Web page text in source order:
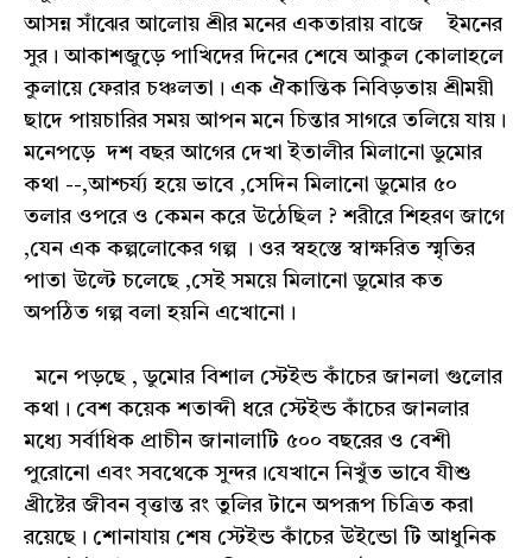
আসন্ন সাঁঝের আলোয় শ্রীর মনের একতারায় বাজে ইমনের
সুর। আকাশজুড়ে পাখিদের দিনের শেষে আকুল কোলাহলে
কুলায়ে ফেরার চঞ্চলতা। এক ঐকান্তিক নিবিড়তায় শ্ৰীময়ী
ছাদে পায়চারির সময় আপন মনে চিন্তার সাগরে তলিয়ে যায়।
মনেপড়ে দশ বছর আগের দেখা ইতালীর মিলানো ডুমোর
কথা --,আশ্চর্য্য হয়ে ভাবে ,সেদিন মিলানো ডুমোর ৫০
তলার ওপরে ও কেমন করে উঠেছিল ? শরীরে শিহরণ জাগে
,যেন এক কল্পলোকের গল্প । ওর স্বহস্তে স্বাক্ষরিত স্মৃতির
পাতা উল্টে চলেছে ,সেই সময়ে মিলানো ডুমোর কত
অপঠিত গল্প বলা হয়নি এখোনো।
মনে পড়ছে , ডুমোর বিশাল স্টেইন্ড কাঁচের জানলা গুলোর
কথা। বেশ কয়েক শতাব্দী ধরে স্টেইন্ড কাঁচের জানলার
মধ্যে সর্বাধিক প্রাচীন জানালাটি ৫০০ বছরের ও বেশী
পুরোনো এবং সবথেকে সুন্দর।যেখানে নিখুঁত ভাবে যীশু
খ্রীষ্টের জীবন বৃত্তান্ত রং তুলির টানে অপরূপ চিত্রিত করা
রয়েছে। শোনাযায় শেষ স্টেইন্ড কাঁচের উইন্ডো টি আধুনিক